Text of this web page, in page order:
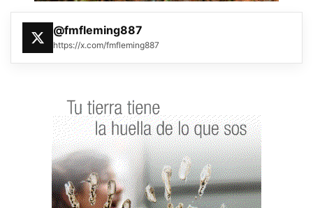
@fmfleming887
https://x.com/fmfleming887